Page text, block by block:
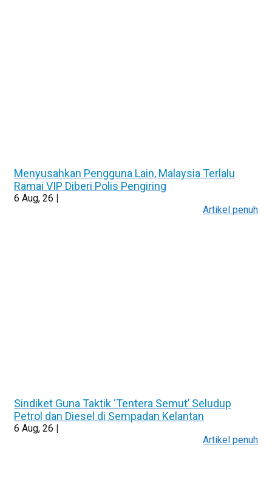
Menyusahkan Pengguna Lain, Malaysia Terlalu
Ramai VIP Diberi Polis Pengiring
6 Aug, 26 |
Artikel penuh
Sindiket Guna Taktik ‘Tentera Semut’ Seludup
Petrol dan Diesel di Sempadan Kelantan
6 Aug, 26 |
Artikel penuh